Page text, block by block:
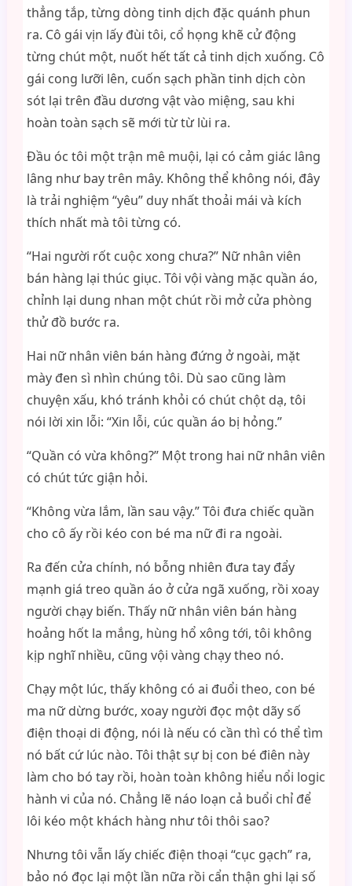
thẳng tắp, từng dòng tinh dịch đặc quánh phun
ra. Cô gái vịn lấy đùi tôi, cổ họng khẽ cử động
từng chút một, nuốt hết tất cả tinh dịch xuống. Cô
gái cong lưỡi lên, cuốn sạch phần tinh dịch còn
sót lại trên đầu dương vật vào miệng, sau khi
hoàn toàn sạch sẽ mới từ từ lùi ra.
Đầu óc tôi một trận mê muội, lại có cảm giác lâng
lâng như bay trên mây. Không thể không nói, đây
là trải nghiệm “yêu” duy nhất thoải mái và kích
thích nhất mà tôi từng có.
“Hai người rốt cuộc xong chưa?” Nữ nhân viên
bán hàng lại thúc giục. Tôi vội vàng mặc quần áo,
chỉnh lại dung nhan một chút rồi mở cửa phòng
thử đồ bước ra.
Hai nữ nhân viên bán hàng đứng ở ngoài, mặt
mày đen sì nhìn chúng tôi. Dù sao cũng làm
chuyện xấu, khó tránh khỏi có chút chột dạ, tôi
nói lời xin lỗi: “Xin lỗi, cúc quần áo bị hỏng.”
“Quần có vừa không?” Một trong hai nữ nhân viên
có chút tức giận hỏi.
“Không vừa lắm, lần sau vậy.” Tôi đưa chiếc quần
cho cô ấy rồi kéo con bé ma nữ đi ra ngoài.
Ra đến cửa chính, nó bỗng nhiên đưa tay đẩy
mạnh giá treo quần áo ở cửa ngã xuống, rồi xoay
người chạy biến. Thấy nữ nhân viên bán hàng
hoảng hốt la mắng, hùng hổ xông tới, tôi không
kịp nghĩ nhiều, cũng vội vàng chạy theo nó.
Chạy một lúc, thấy không có ai đuổi theo, con bé
ma nữ dừng bước, xoay người đọc một dãy số
điện thoại di động, nói là nếu có cần thì có thể tìm
nó bất cứ lúc nào. Tôi thật sự bị con bé điên này
làm cho bó tay rồi, hoàn toàn không hiểu nổi logic
hành vi của nó. Chẳng lẽ náo loạn cả buổi chỉ để
lôi kéo một khách hàng như tôi thôi sao?
Nhưng tôi vẫn lấy chiếc điện thoại “cục gạch” ra,
bảo nó đọc lại một lần nữa rồi cẩn thận ghi lại số